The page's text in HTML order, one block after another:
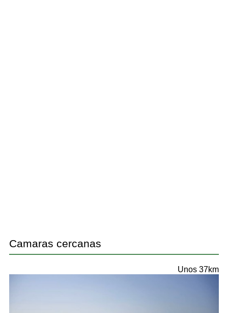
Camaras cercanas
Unos 37km